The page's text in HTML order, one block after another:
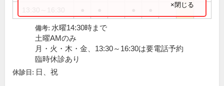
×閉じる
備考: 水曜14:30時まで
土曜AMのみ
月・火・木・金、13:30～16:30は要電話予約
臨時休診あり
休診日: 日、祝